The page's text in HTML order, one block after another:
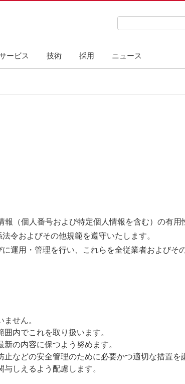
ービス 技術 採用 ニュース
検索キーワード入
報（個人番号および特定個人情報を含む）の有
令およびその他規範を遵守いたします。
運用・管理を行い、これらを全従業者および
せん。
内でこれを取り扱います。
の内容に保つよう努めます。
などの安全管理のために必要かつ適切な措置を
しえるよう配慮します。